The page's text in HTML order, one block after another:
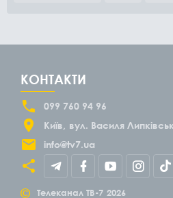
КОНТАКТИ
099 760 94 96
Київ
вул. Василя
info@tv7.ua
© Телеканал ТВ-7 2026